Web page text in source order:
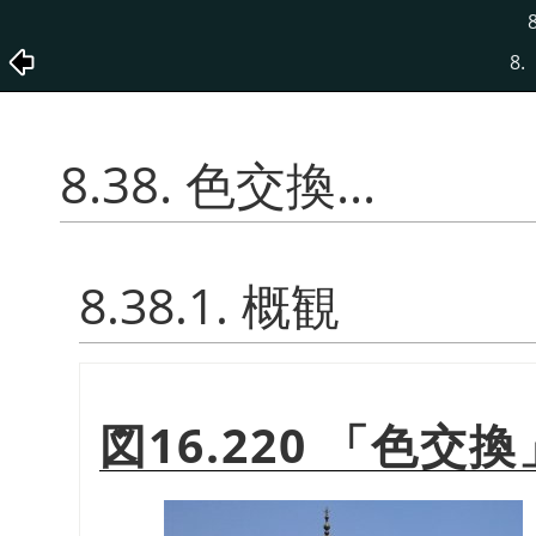
8.
8.38. 色交換...
8.38.1. 概観
図16.220 「色交換